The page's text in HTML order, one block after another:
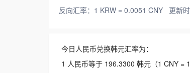
反向汇率：1 KRW = 0.0051 CNY 更新
今日人民币兑换韩元汇率为：
1 人民币等于 196.3300 韩元（1 CNY =